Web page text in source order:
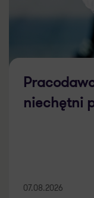
niechętni
07.08.2026